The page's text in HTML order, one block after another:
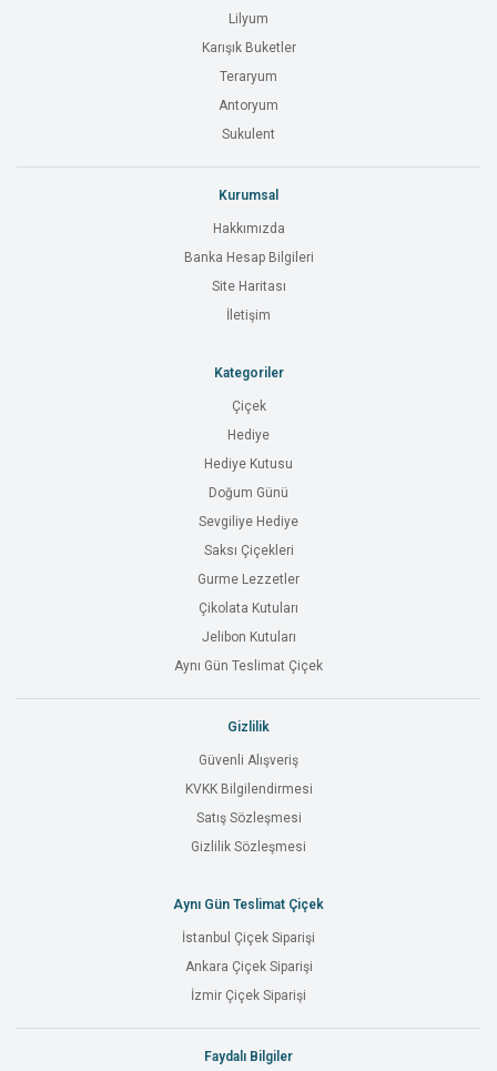
Lilyum
Karışık Buketler
Teraryum
Antoryum
Sukulent
Kurumsal
Hakkımızda
Banka Hesap Bilgileri
Site Haritası
İletişim
Kategoriler
Çiçek
Hediye
Hediye Kutusu
Doğum Günü
Sevgiliye Hediye
Saksı Çiçekleri
Gurme Lezzetler
Çikolata Kutuları
Jelibon Kutuları
Aynı Gün Teslimat Çiçek
Gizlilik
Güvenli Alışveriş
KVKK Bilgilendirmesi
Satış Sözleşmesi
Gizlilik Sözleşmesi
Aynı Gün Teslimat Çiçek
İstanbul Çiçek Siparişi
Ankara Çiçek Siparişi
İzmir Çiçek Siparişi
Faydalı Bilgiler